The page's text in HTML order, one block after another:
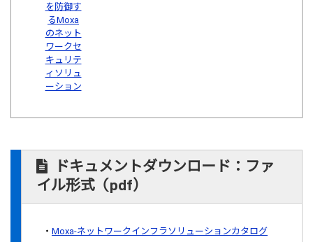
を防御す
るMoxa
のネット
ワークセ
キュリテ
ィソリュ
ーション
ドキュメントダウンロード：ファ
イル形式（pdf）
Moxa-ネットワークインフラソリューションカタログ